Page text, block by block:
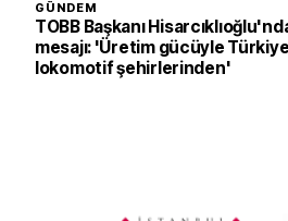
GÜNDEM
TOBB Başkanı
mesajı: 'Üretim gücüyle
lokomotif şehirlerinden'